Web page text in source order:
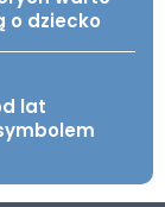
o dziecko
lat